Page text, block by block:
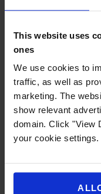
This website uses
ones
We use cookies to
traffic, as well as
marketing. The
show relevant
domain. Click "View
your cookie settings.